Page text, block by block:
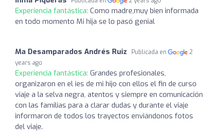
Experiencia fantástica: Como madre,muy bien informada
en todo momento Mi hija se lo pasó genial
Ma Desamparados Andrés Ruiz Publicada en
2
years ago
Experiencia fantástica: Grandes profesionales,
organizaron en el ies de mi hijo con ellos el fin de curso
viaje a la selva negra, atentos y siempre en comunicación
con las familias para a clarar dudas y durante el viaje
informaron de todos los trayectos enviándonos fotos
del viaje.